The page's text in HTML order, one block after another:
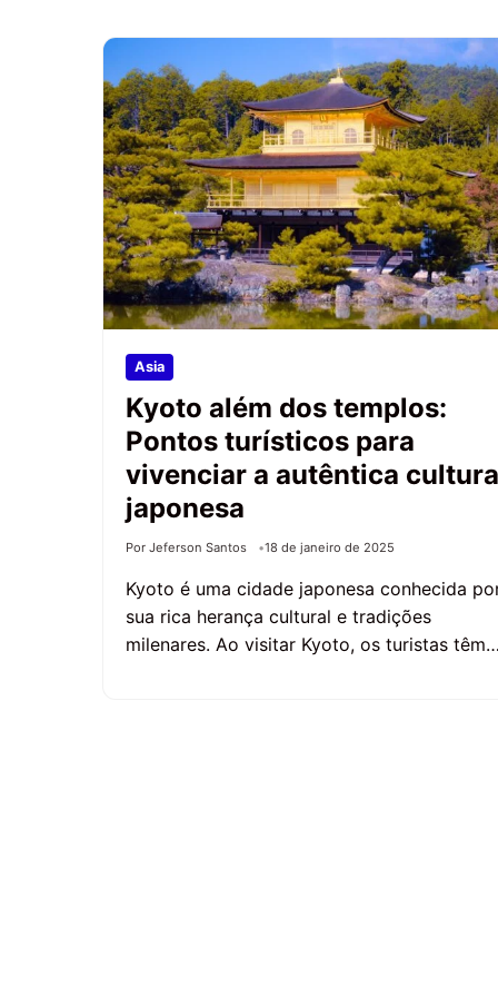
Asia
Kyoto além dos templos:
Pontos turísticos para
vivenciar a autêntica cultura
japonesa
Por Jeferson Santos 18 de janeiro de 2025
Kyoto é uma cidade japonesa conhecida
sua rica herança cultural e tradições
milenares. Ao visitar Kyoto, os turistas